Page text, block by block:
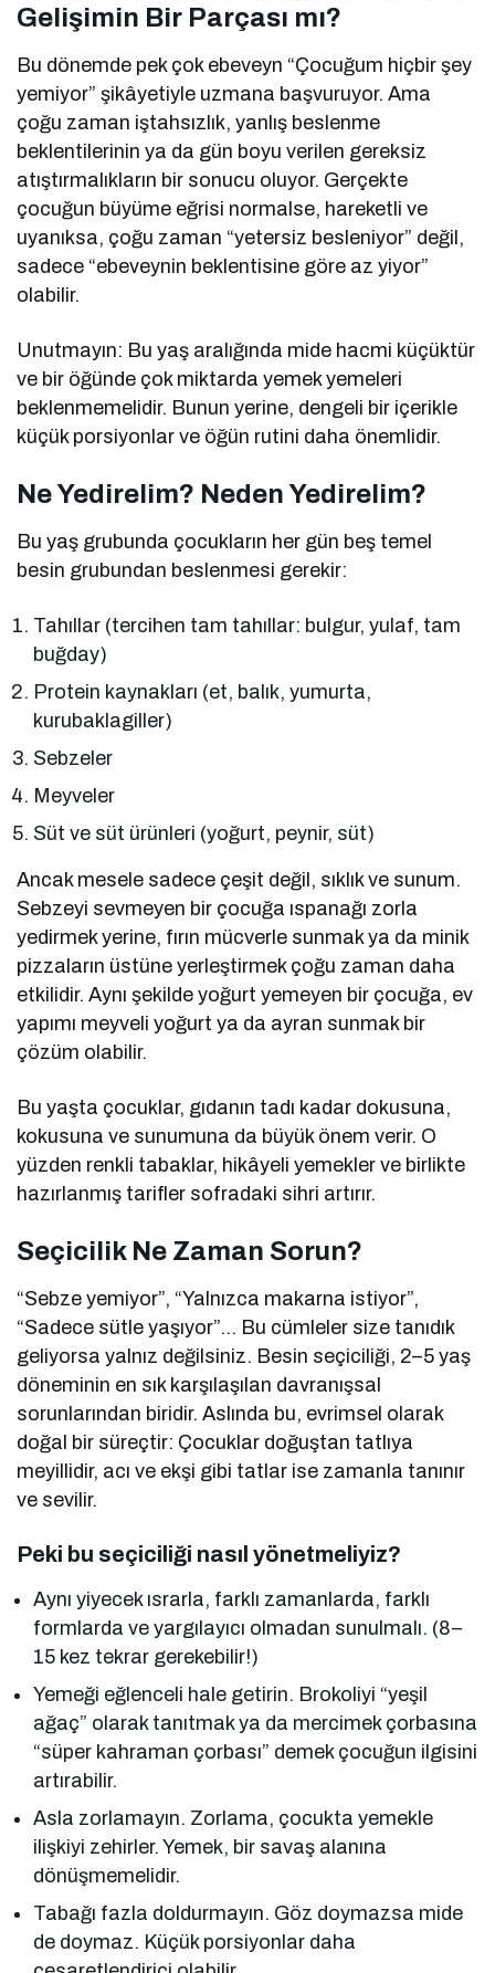
Gelişimin Bir Parçası mı?
Bu dönemde pek çok ebeveyn “Çocuğum hiçbir şey
yemiyor” şikâyetiyle uzmana başvuruyor. Ama
çoğu zaman iştahsızlık, yanlış beslenme
beklentilerinin ya da gün boyu verilen gereksiz
atıştırmalıkların bir sonucu oluyor. Gerçekte
çocuğun büyüme eğrisi normalse, hareketli ve
uyanıksa, çoğu zaman “yetersiz besleniyor” değil,
sadece “ebeveynin beklentisine göre az yiyor”
olabilir.
Unutmayın: Bu yaş aralığında mide hacmi küçüktür
ve bir öğünde çok miktarda yemek yemeleri
beklenmemelidir. Bunun yerine, dengeli bir içerikle
küçük porsiyonlar ve öğün rutini daha önemlidir.
Ne Yedirelim? Neden Yedirelim?
Bu yaş grubunda çocukların her gün beş temel
besin grubundan beslenmesi gerekir:
Tahıllar (tercihen tam tahıllar: bulgur, yulaf, tam
buğday)
Protein kaynakları (et, balık, yumurta,
kurubaklagiller)
Sebzeler
Meyveler
Süt ve süt ürünleri (yoğurt, peynir, süt)
Ancak mesele sadece çeşit değil, sıklık ve sunum.
Sebzeyi sevmeyen bir çocuğa ıspanağı zorla
yedirmek yerine, fırın mücverle sunmak ya da minik
pizzaların üstüne yerleştirmek çoğu zaman daha
etkilidir. Aynı şekilde yoğurt yemeyen bir çocuğa, ev
yapımı meyveli yoğurt ya da ayran sunmak bir
çözüm olabilir.
Bu yaşta çocuklar, gıdanın tadı kadar dokusuna,
kokusuna ve sunumuna da büyük önem verir. O
yüzden renkli tabaklar, hikâyeli yemekler ve birlikte
hazırlanmış tarifler sofradaki sihri artırır.
Seçicilik Ne Zaman Sorun?
“Sebze yemiyor”, “Yalnızca makarna istiyor”,
“Sadece sütle yaşıyor”… Bu cümleler size tanıdık
geliyorsa yalnız değilsiniz. Besin seçiciliği, 2–5 yaş
döneminin en sık karşılaşılan davranışsal
sorunlarından biridir. Aslında bu, evrimsel olarak
doğal bir süreçtir: Çocuklar doğuştan tatlıya
meyillidir, acı ve ekşi gibi tatlar ise zamanla tanınır
ve sevilir.
Peki bu seçiciliği nasıl yönetmeliyiz?
Aynı yiyecek ısrarla, farklı zamanlarda, farklı
formlarda ve yargılayıcı olmadan sunulmalı. (8–
15 kez tekrar gerekebilir!)
Yemeği eğlenceli hale getirin. Brokoliyi “yeşil
ağaç” olarak tanıtmak ya da mercimek çorbasına
“süper kahraman çorbası” demek çocuğun ilgisini
artırabilir.
Asla zorlamayın. Zorlama, çocukta yemekle
ilişkiyi zehirler. Yemek, bir savaş alanına
dönüşmemelidir.
Tabağı fazla doldurmayın. Göz doymazsa mide
de doymaz. Küçük porsiyonlar daha